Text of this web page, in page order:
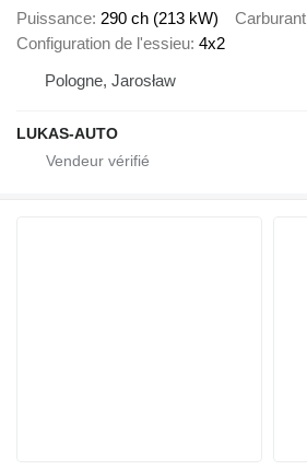
Puissance 290 ch (213 kW) Carburant
Configuration de l'essieu 4x2
Pologne, Jarosław
LUKAS-AUTO